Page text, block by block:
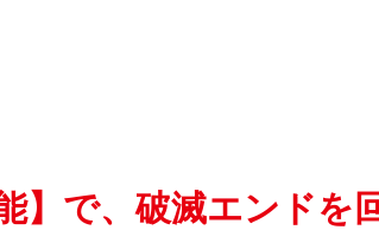
で、破滅エンドを